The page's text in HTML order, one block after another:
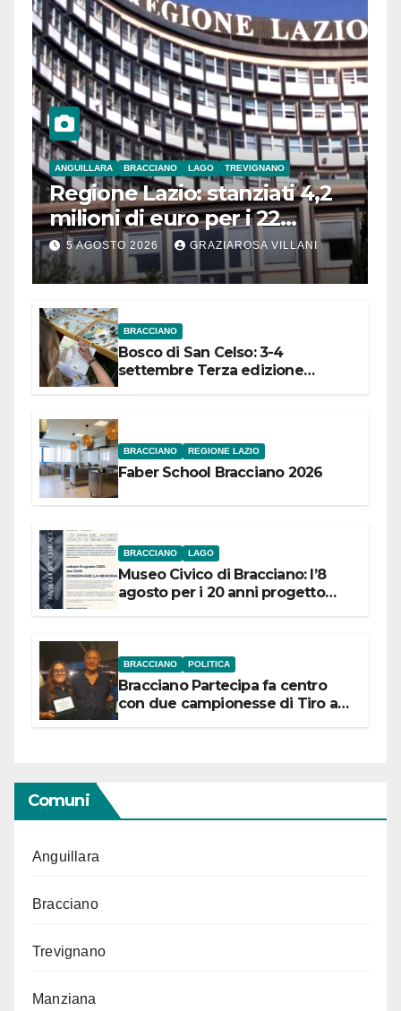
ANGUILLARA BRACCIANO LAGO TREVIGNANO
Regione Lazio: stanziati 4,2
milioni di euro per i 22
Comuni dell’Etruria
Meridionale
5 AGOSTO 2026 GRAZIAROSA VILLANI
BRACCIANO
Bosco di San Celso: 3-4
settembre Terza edizione
BRACCIANO REGIONE LAZIO
Faber School Bracciano 2026
BRACCIANO LAGO
Museo Civico di Bracciano: l’8
agosto per i 20 anni progetto
BRACCIANO POLITICA
Bracciano Partecipa fa centro
con due campionesse di Tiro a
Comuni
Anguillara
Bracciano
Trevignano
Manziana